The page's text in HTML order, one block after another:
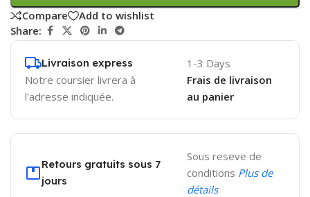
Compare
Add to wishlist
Share:
Livraison express
Notre coursier livrera à
l'adresse indiquée.
1-3 Days
Frais de livraison
au panier
Retours gratuits sous 7
jours
Sous reseve de
conditions Plus de
détails